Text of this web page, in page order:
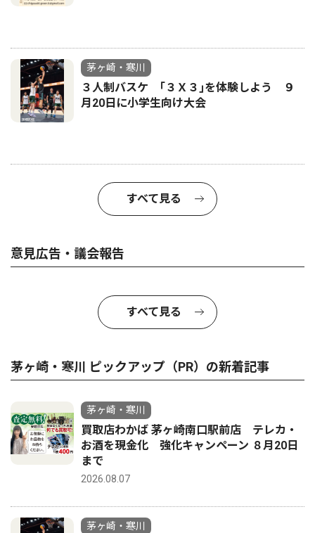
茅ヶ崎・寒川
３人制バスケ ｢３Ｘ３｣を体験しよう ９
月20日に小学生向け大会
すべて見る
意見広告・議会報告
すべて見る
茅ヶ崎・寒川 ピックアップ（PR）の新着記事
茅ヶ崎・寒川
買取店わかば 茅ヶ崎南口駅前店 テレカ・
お酒を現金化 強化キャンペーン ８月20日
まで
2026.08.07
茅ヶ崎・寒川